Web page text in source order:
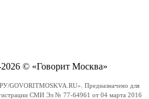
© «Говорит Москва»
GOVORITMOSKVA.RU». Предназначено для
СМИ Эл № 77-64961 от 04 марта 2016